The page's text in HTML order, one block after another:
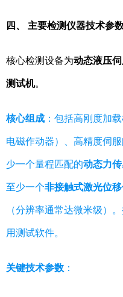
四、 主要检测仪器技术参
核心检测设备为动态液压
测试机。
核心组成 ：包括高刚度加
电磁作动器）、高精度伺
少一个量程匹配的动态力
至少一个非接触式激光位
（分辨率通常达微米级）
用测试软件。
关键技术参数 ：